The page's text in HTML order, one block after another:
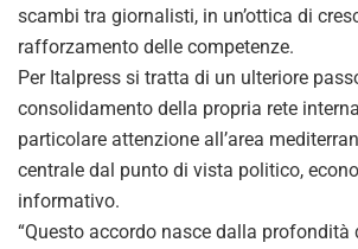
scambi tra giornalisti, in un’ottica di
rafforzamento delle competenze.
Per Italpress si tratta di un ulteriore
consolidamento della propria rete
particolare attenzione all’area
centrale dal punto di vista politico,
informativo.
“Questo accordo nasce dalla profondità